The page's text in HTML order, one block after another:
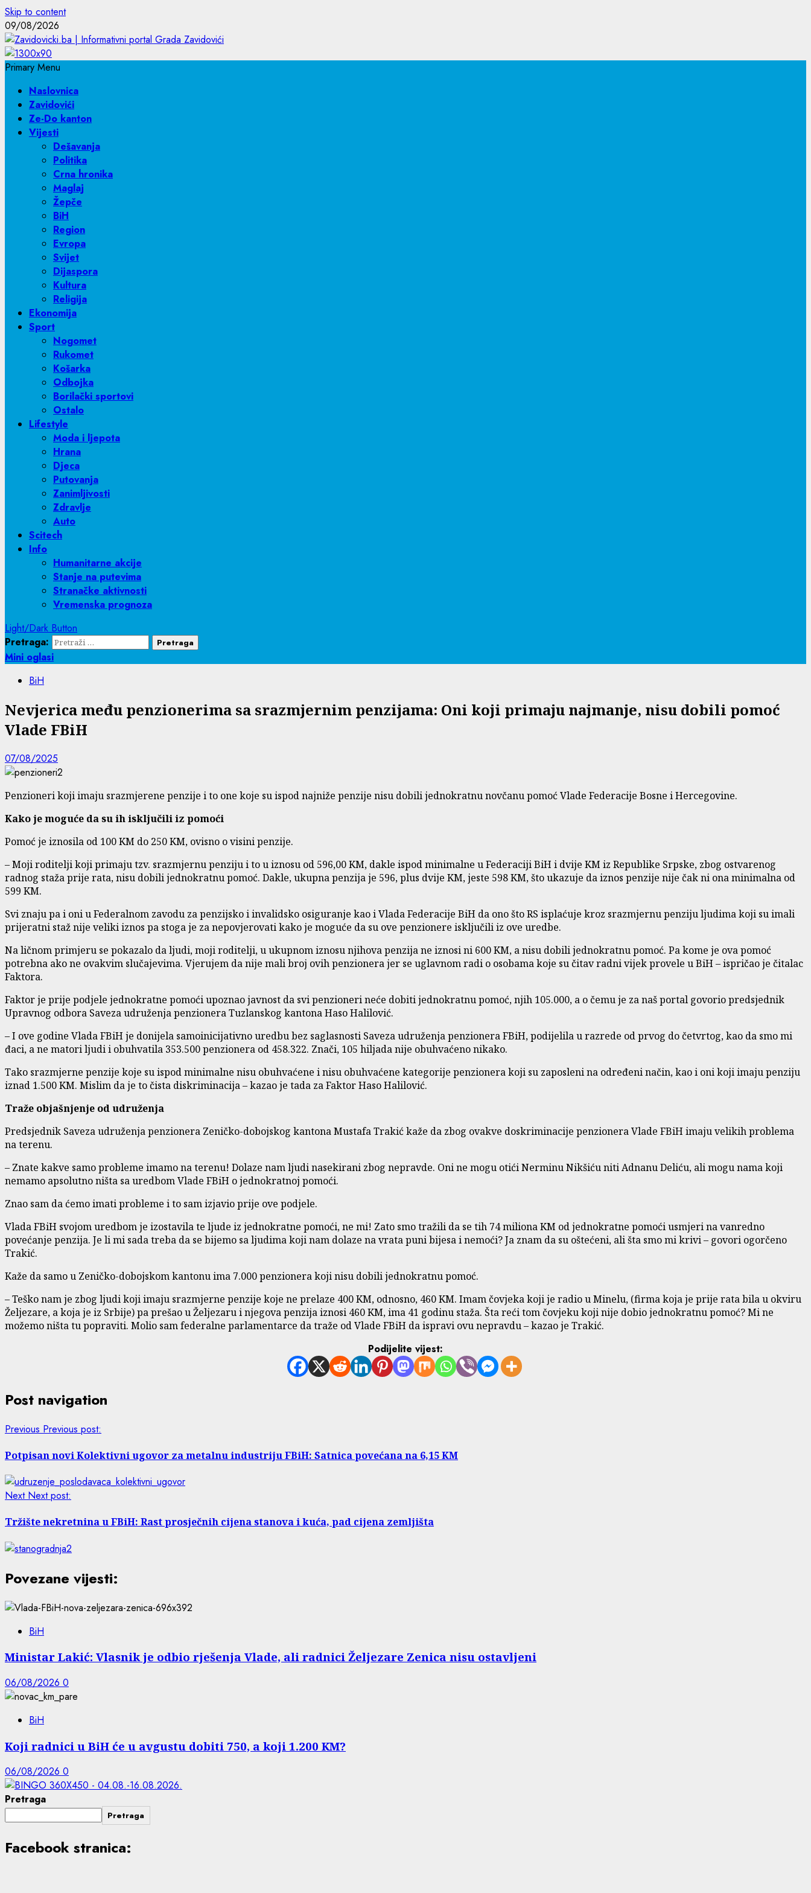
Skip to content
09/08/2026
Primary Menu
Naslovnica
Zavidovići
Ze-Do kanton
Vijesti
Dešavanja
Politika
Crna hronika
Maglaj
Žepče
BiH
Region
Evropa
Svijet
Dijaspora
Kultura
Religija
Ekonomija
Sport
Nogomet
Rukomet
Košarka
Odbojka
Borilački sportovi
Ostalo
Lifestyle
Moda i ljepota
Hrana
Djeca
Putovanja
Zanimljivosti
Zdravlje
Auto
Scitech
Info
Humanitarne akcije
Stanje na putevima
Stranačke aktivnosti
Vremenska prognoza
Light/Dark Button
Pretraga:
Mini oglasi
BiH
Nevjerica među penzionerima sa srazmjernim penzijama: Oni koji primaju najmanje, nisu dobili pomoć
Vlade FBiH
07/08/2025
Penzioneri koji imaju srazmjerene penzije i to one koje su ispod najniže penzije nisu dobili jednokratnu novčanu pomoć Vlade Federacije Bosne i Hercegovine.
Kako je moguće da su ih isključili iz pomoći
Pomoć je iznosila od 100 KM do 250 KM, ovisno o visini penzije.
– Moji roditelji koji primaju tzv. srazmjernu penziju i to u iznosu od 596,00 KM, dakle ispod minimalne u Federaciji BiH i dvije KM iz Republike Srpske, zbog ostvarenog
radnog staža prije rata, nisu dobili jednokratnu pomoć. Dakle, ukupna penzija je 596, plus dvije KM, jeste 598 KM, što ukazuje da iznos penzije nije čak ni ona minimalna od
599 KM.
Svi znaju pa i oni u Federalnom zavodu za penzijsko i invalidsko osiguranje kao i Vlada Federacije BiH da ono što RS isplaćuje kroz srazmjernu penziju ljudima koji su imali
prijeratni staž nije veliki iznos pa stoga je za nepovjerovati kako je moguće da su ove penzionere isključili iz ove uredbe.
Na ličnom primjeru se pokazalo da ljudi, moji roditelji, u ukupnom iznosu njihova penzija ne iznosi ni 600 KM, a nisu dobili jednokratnu pomoć. Pa kome je ova pomoć
potrebna ako ne ovakvim slučajevima. Vjerujem da nije mali broj ovih penzionera jer se uglavnom radi o osobama koje su čitav radni vijek provele u BiH – ispričao je čitalac
Faktora.
Faktor je prije podjele jednokratne pomoći upoznao javnost da svi penzioneri neće dobiti jednokratnu pomoć, njih 105.000, a o čemu je za naš portal govorio predsjednik
Upravnog odbora Saveza udruženja penzionera Tuzlanskog kantona Haso Halilović.
– I ove godine Vlada FBiH je donijela samoinicijativno uredbu bez saglasnosti Saveza udruženja penzionera FBiH, podijelila u razrede od prvog do četvrtog, kao da smo mi
đaci, a ne matori ljudi i obuhvatila 353.500 penzionera od 458.322. Znači, 105 hiljada nije obuhvaćeno nikako.
Tako srazmjerne penzije koje su ispod minimalne nisu obuhvaćene i nisu obuhvaćene kategorije penzionera koji su zaposleni na određeni način, kao i oni koji imaju penziju
iznad 1.500 KM. Mislim da je to čista diskriminacija – kazao je tada za Faktor Haso Halilović.
Traže objašnjenje od udruženja
Predsjednik Saveza udruženja penzionera Zeničko-dobojskog kantona Mustafa Trakić kaže da zbog ovakve doskriminacije penzionera Vlade FBiH imaju velikih problema
na terenu.
– Znate kakve samo probleme imamo na terenu! Dolaze nam ljudi nasekirani zbog nepravde. Oni ne mogu otići Nerminu Nikšiću niti Adnanu Deliću, ali mogu nama koji
nemamo apsolutno ništa sa uredbom Vlade FBiH o jednokratnoj pomoći.
Znao sam da ćemo imati probleme i to sam izjavio prije ove podjele.
Vlada FBiH svojom uredbom je izostavila te ljude iz jednokratne pomoći, ne mi! Zato smo tražili da se tih 74 miliona KM od jednokratne pomoći usmjeri na vanredno
povećanje penzija. Je li mi sada treba da se bijemo sa ljudima koji nam dolaze na vrata puni bijesa i nemoći? Ja znam da su oštećeni, ali šta smo mi krivi – govori ogorčeno
Trakić.
Kaže da samo u Zeničko-dobojskom kantonu ima 7.000 penzionera koji nisu dobili jednokratnu pomoć.
– Teško nam je zbog ljudi koji imaju srazmjerne penzije koje ne prelaze 400 KM, odnosno, 460 KM. Imam čovjeka koji je radio u Minelu, (firma koja je prije rata bila u okviru
Željezare, a koja je iz Srbije) pa prešao u Željezaru i njegova penzija iznosi 460 KM, ima 41 godinu staža. Šta reći tom čovjeku koji nije dobio jednokratnu pomoć? Mi ne
možemo ništa tu popraviti. Molio sam federalne parlamentarce da traže od Vlade FBiH da ispravi ovu nepravdu – kazao je Trakić.
Podijelite vijest:
Post navigation
Previous Previous post:
Potpisan novi Kolektivni ugovor za metalnu industriju FBiH: Satnica povećana na 6,15 KM
Next Next post:
Tržište nekretnina u FBiH: Rast prosječnih cijena stanova i kuća, pad cijena zemljišta
Povezane vijesti:
BiH
Ministar Lakić: Vlasnik je odbio rješenja Vlade, ali radnici Željezare Zenica nisu ostavljeni
06/08/2026 0
BiH
Koji radnici u BiH će u avgustu dobiti 750, a koji 1.200 KM?
06/08/2026 0
Pretraga
Pretraga
Facebook stranica: